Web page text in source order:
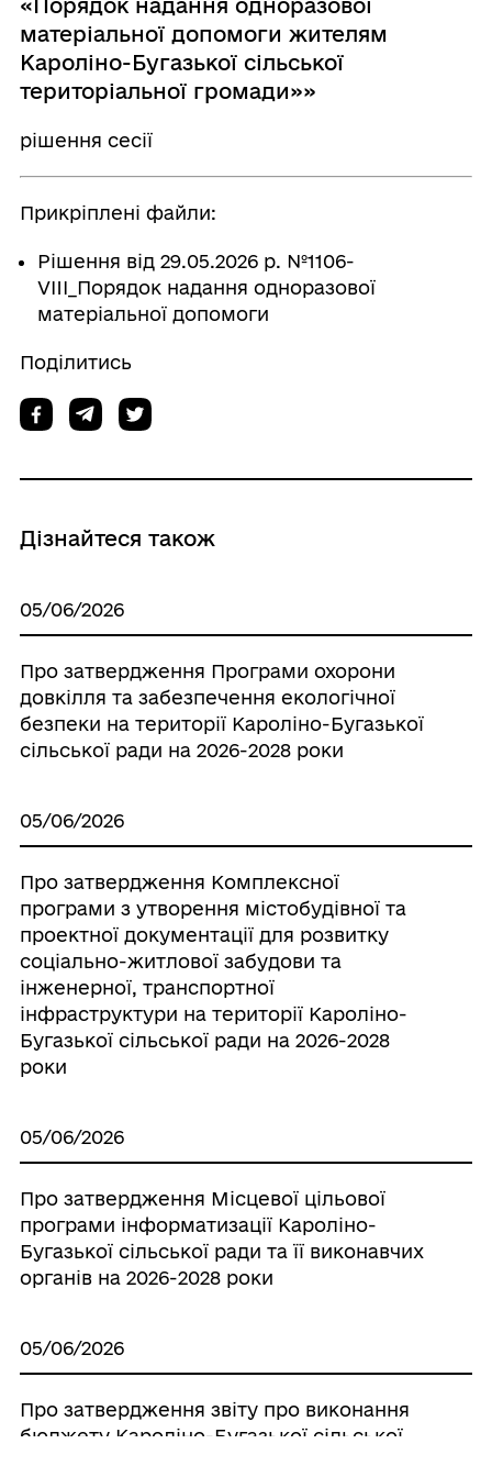
«Порядок надання одноразової
матеріальної допомоги жителям
Кароліно-Бугазької сільської
територіальної громади»»
рішення сесії
Прикріплені файли:
Рішення від 29.05.2026 р. №1106-
VIII_Порядок надання одноразової
матеріальної допомоги
Поділитись
Дізнайтеся також
05/06/2026
Про затвердження Програми охорони
довкілля та забезпечення екологічної
безпеки на території Кароліно-Бугазької
сільської ради на 2026-2028 роки
05/06/2026
Про затвердження Комплексної
програми з утворення містобудівної та
проектної документації для розвитку
соціально-житлової забудови та
інженерної, транспортної
інфраструктури на території Кароліно-
Бугазької сільської ради на 2026-2028
роки
05/06/2026
Про затвердження Місцевої цільової
програми інформатизації Кароліно-
Бугазької сільської ради та її виконавчих
органів на 2026-2028 роки
05/06/2026
Про затвердження звіту про виконання
бюджету Кароліно-Бугазької сільської